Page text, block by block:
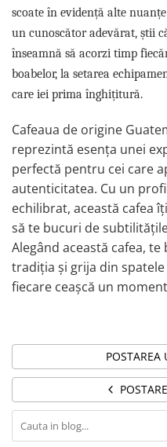
scoate în evidență alte
un cunoscător adevărat, știi
înseamnă să acorzi timp
boabelor, la setarea
care iei prima înghițitură.
Cafeaua de origine
reprezintă esența unei
perfectă pentru cei care
autenticitatea. Cu un
echilibrat, această cafea
să te bucuri de
Alegând această cafea,
tradiția și grija din
fiecare ceașcă un
POSTAREA